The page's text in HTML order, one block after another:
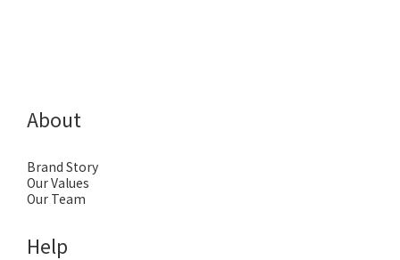
About
Brand Story
Our Values
Our Team
Help